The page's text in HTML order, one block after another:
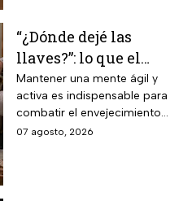
“¿Dónde dejé las
llaves?”: lo que el
INAPAM advierte
sobre los 3 olvidos
comunes que no
debes ignorar en la
Mantener una mente ágil y
activa es indispensable para
combatir el envejecimiento
natural del cerebro.
07 agosto, 2026